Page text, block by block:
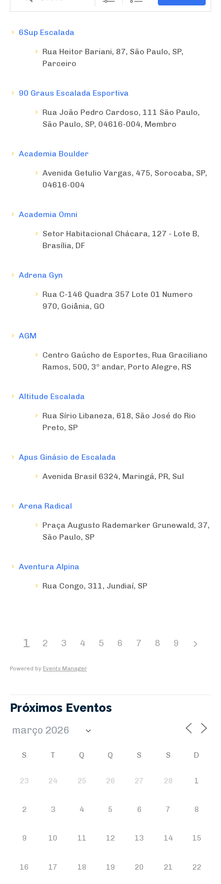
6Sup Escalada
Rua Heitor Bariani, 87, São Paulo, SP,
Parceiro
90 Graus Escalada Esportiva
Rua João Pedro Cardoso, 111 São Paulo,
São Paulo, SP, 04616-004, Membro
Academia Boulder
Avenida Getulio Vargas, 475, Sorocaba, SP,
04616-004
Academia Omni
Setor Habitacional Chácara, 127 - Lote B,
Brasília, DF
Adrena Gyn
Rua C-146 Quadra 357 Lote 01 Numero
970, Goiânia, GO
AGM
Centro Gaúcho de Esportes, Rua Graciliano
Ramos, 500, 3º andar, Porto Alegre, RS
Altitude Escalada
Rua Sírio Libaneza, 618, São José do Rio
Preto, SP
Apus Ginásio de Escalada
Avenida Brasil 6324, Maringá, PR, Sul
Arena Radical
Praça Augusto Rademarker Grunewald, 37,
São Paulo, SP
Aventura Alpina
Rua Congo, 311, Jundiaí, SP
1 2 3 4 5 6 7 8 9
Powered by Events Manager
Próximos Eventos
S T Q Q S S D
23 24 25 26 27 28 1
2 3 4 5 6 7 8
9 10 11 12 13 14 15
16 17 18 19 20 21 22